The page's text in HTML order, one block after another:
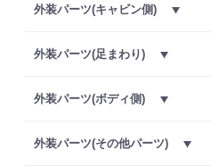
外装パーツ(キャビン側)
外装パーツ(足まわり)
外装パーツ(ボディ側)
外装パーツ(その他パーツ)